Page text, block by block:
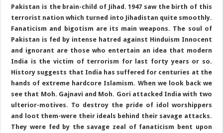
Pakistan is the brain-child of Jihad. 1947 saw the birth of this
terrorist nation which turned into Jihadistan quite smoothly.
Fanaticism and bigotism are its main weapons. The soul of
Pakistan is fed by intense hatred against Hinduism Innocent
and ignorant are those who entertain an idea that modern
India is the victim of terrorism for last forty years or so.
History suggests that India has suffered for centuries at the
hands of extreme hardcore Islamism. When we look back we
see that Moh. Gajnavi and Moh. Gori attacked India with two
ulterior-motives. To destroy the pride of idol worshippers
and loot them-were their ideals behind their savage attacks.
They were fed by the savage zeal of fanaticism bent upon